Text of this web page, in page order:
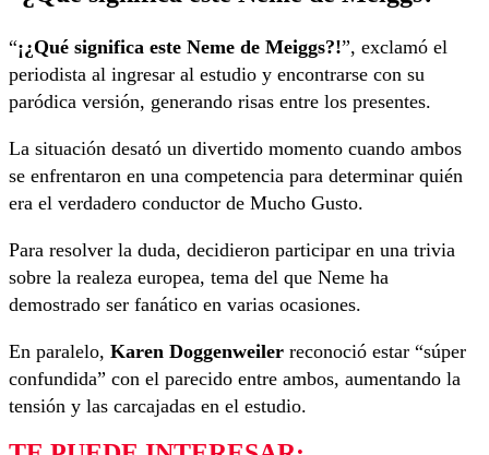
“¡¿Qué significa este Neme de Meiggs?!”, exclamó el
periodista al ingresar al estudio y encontrarse con su
paródica versión, generando risas entre los presentes.
La situación desató un divertido momento cuando ambos
se enfrentaron en una competencia para determinar quién
era el verdadero conductor de Mucho Gusto.
Para resolver la duda, decidieron participar en una trivia
sobre la realeza europea, tema del que Neme ha
demostrado ser fanático en varias ocasiones.
En paralelo, Karen Doggenweiler reconoció estar “súper
confundida” con el parecido entre ambos, aumentando la
tensión y las carcajadas en el estudio.